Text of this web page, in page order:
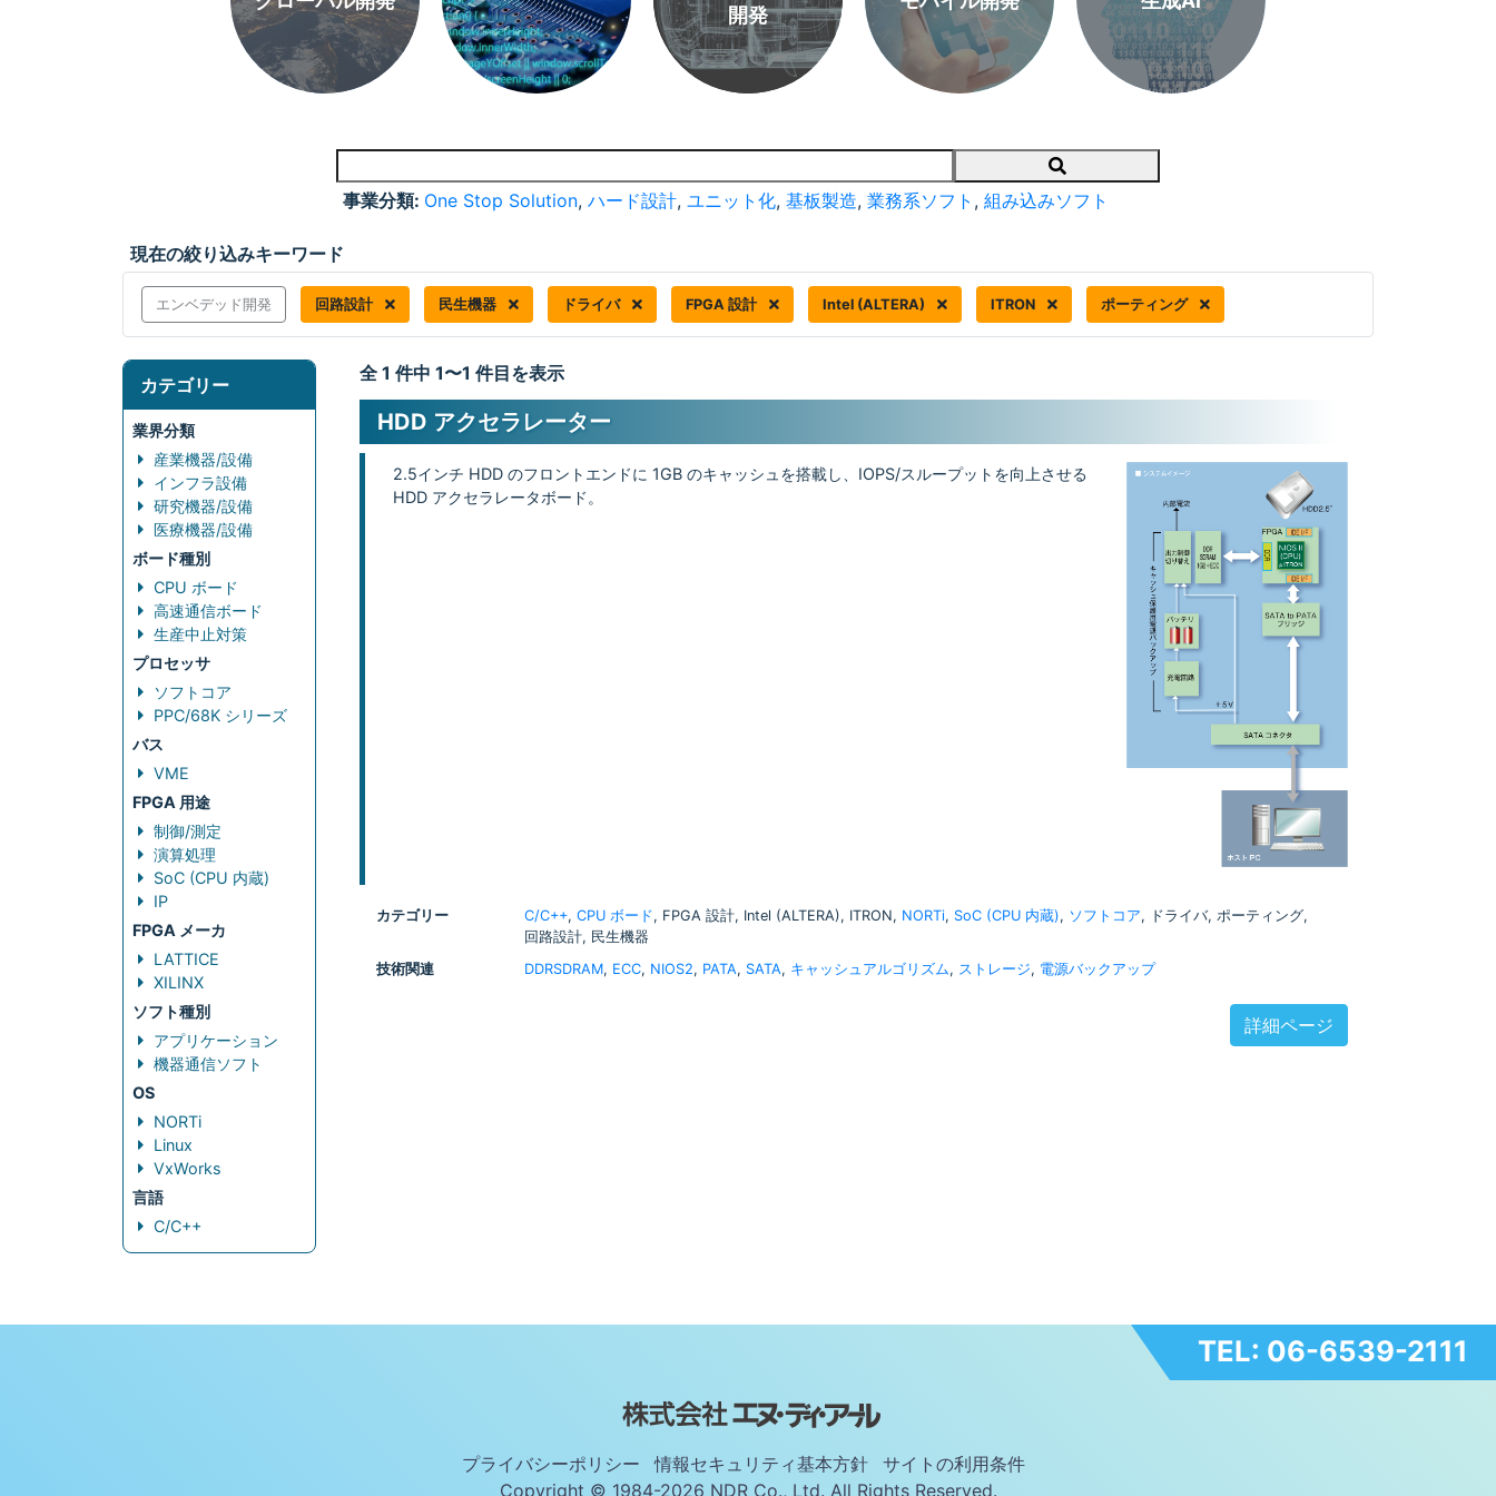
開発
Search
事業分類: One Stop Solution, ハード設計, ユニット化, 基板製造, 業務系ソフト , 組み込みソフト
現在の絞り込みキーワード
エンベデッド開発 回路設計 民生機器 ドライバ FPGA 設計 Intel (ALTERA) ITRON ポーティング
カテゴリー
業界分類
産業機器/設備
インフラ設備
研究機器/設備
医療機器/設備
ボード種別
CPU ボード
高速通信ボード
生産中止対策
プロセッサ
ソフトコア
PPC/68K シリーズ
バス
VME
FPGA 用途
制御/測定
演算処理
SoC (CPU 内蔵)
IP
FPGA メーカ
LATTICE
XILINX
ソフト種別
アプリケーション
機器通信ソフト
OS
NORTi
Linux
VxWorks
言語
C/C++
全 1 件中 1〜1 件目を表示
HDD アクセラレーター
2.5インチ HDD のフロントエンドに 1GB のキャッシュを搭載し、IOPS/スループットを向上させる
HDD アクセラレータボード。
カテゴリー C/C++, CPU ボード, FPGA 設計, Intel (ALTERA), ITRON, NORTi, SoC (CPU 内蔵), ソフトコア, ドライバ, ポーティング,
回路設計, 民生機器
技術関連
DDRSDRAM, ECC, NIOS2, PATA, SATA, キャッシュアルゴリズム, ストレージ, 電源バックアップ
詳細ページ
TEL: 06-6539-2111
プライバシーポリシー 情報セキュリティ基本方針
サイトの利用条件
Copyright © 1984-2026 NDR Co., Ltd. All Rights Reserved.